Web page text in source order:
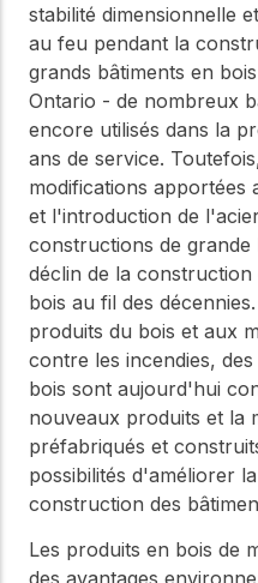
Connectez-
des
explorez des
pointe qui
l'innovation
construction
la durabilité.
stabilité dimensionnelle
au feu pendant la
grands bâtiments en
Ontario - de nombreux
encore utilisés dans la
ans de service.
modifications apportées
et l'introduction de
constructions de
déclin de la
bois au fil des
produits du bois et aux
contre les incendies,
bois sont aujourd'hui
nouveaux produits et la
préfabriqués et
possibilités d'améliorer
construction des
Les produits en bois de
des avantages